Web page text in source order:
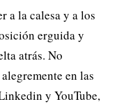
a la calesa y a los
erguida y
atrás. No
en las
y YouTube,